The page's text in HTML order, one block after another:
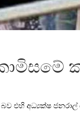
අධ්‍යක්ෂ ජනරාල්